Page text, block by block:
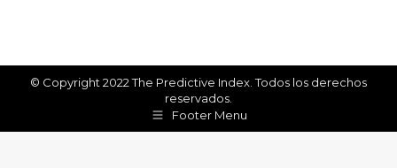
© Copyright 2022 The Predictive Index. Todos los derechos
reservados.
Footer Menu